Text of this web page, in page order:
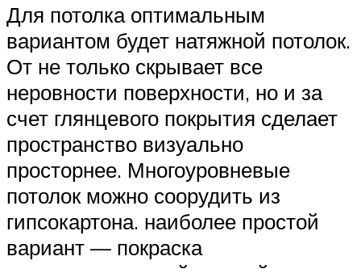
Для потолка оптимальным
вариантом будет натяжной потолок.
От не только скрывает все
неровности поверхности, но и за
счет глянцевого покрытия сделает
пространство визуально
просторнее. Многоуровневые
потолок можно соорудить из
гипсокартона. наиболее простой
вариант — покраска